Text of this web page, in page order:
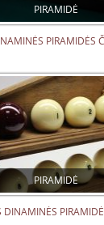
PIRAMIDĖ
PIRAMIDĖS
PIRAMIDĖ
DINAMINĖS